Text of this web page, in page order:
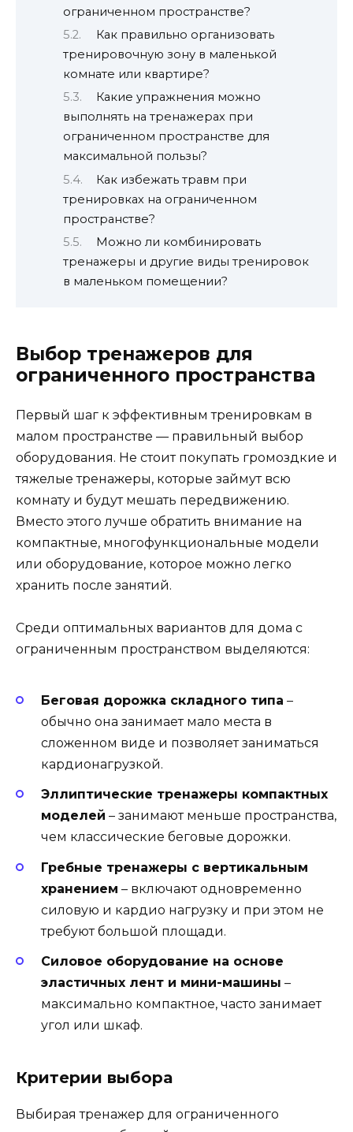
ограниченном пространстве?
Как правильно организовать
тренировочную зону в маленькой
комнате или квартире?
Какие упражнения можно
выполнять на тренажерах при
ограниченном пространстве для
максимальной пользы?
Как избежать травм при
тренировках на ограниченном
пространстве?
Можно ли комбинировать
тренажеры и другие виды тренировок
в маленьком помещении?
Выбор тренажеров для
ограниченного пространства
Первый шаг к эффективным тренировкам в
малом пространстве — правильный выбор
оборудования. Не стоит покупать громоздкие и
тяжелые тренажеры, которые займут всю
комнату и будут мешать передвижению.
Вместо этого лучше обратить внимание на
компактные, многофункциональные модели
или оборудование, которое можно легко
хранить после занятий.
Среди оптимальных вариантов для дома с
ограниченным пространством выделяются:
Беговая дорожка складного типа –
обычно она занимает мало места в
сложенном виде и позволяет заниматься
кардионагрузкой.
Эллиптические тренажеры компактных
моделей – занимают меньше пространства,
чем классические беговые дорожки.
Гребные тренажеры с вертикальным
хранением – включают одновременно
силовую и кардио нагрузку и при этом не
требуют большой площади.
Силовое оборудование на основе
эластичных лент и мини-машины –
максимально компактное, часто занимает
угол или шкаф.
Критерии выбора
Выбирая тренажер для ограниченного